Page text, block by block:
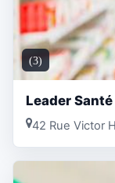
(3)
Leader
42 Rue Victor